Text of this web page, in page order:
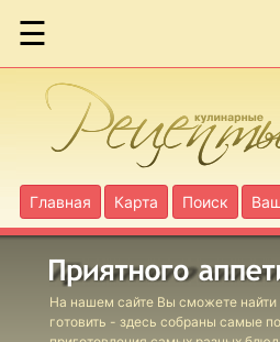
☰
Главная Карта Поиск
На нашем сайте Вы сможете найти
готовить - здесь собраны самые
Коктейли
Березовый квас
Чай Матэ
Фруктовый
коктейль